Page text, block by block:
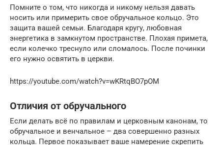
Помните о том, что никогда и никому нельзя давать
носить или примерить свое обручальное кольцо. Это
защита вашей семьи. Благодаря кругу, любовная
энергетика в замкнутом пространстве. Плохая примета,
если колечко треснуло или сломалось. После починки
его нужно освятить в церкви.
https://youtube.com/watch?v=wKRtqBO7pOM
Отличия от обручального
Если делать всё по правилам и церковным канонам, то
обручальное и венчальное – два совершенно разных
кольца. Первое показывает ваше намерение скрепить